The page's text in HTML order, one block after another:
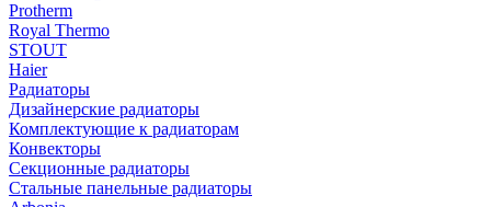
Protherm
Royal Thermo
STOUT
Haier
Радиаторы
Дизайнерские радиаторы
Комплектующие к радиаторам
Конвекторы
Секционные радиаторы
Стальные панельные радиаторы